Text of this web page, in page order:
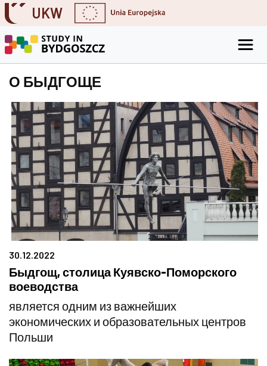
UKW
Skip to content
Go to the search engine
Go to the footer
О БЫДГОЩЕ
30.12.2022
Быдгощ, столица Куявско-Поморского
воеводства
является одним из важнейших
экономических и образовательных центров
Польши